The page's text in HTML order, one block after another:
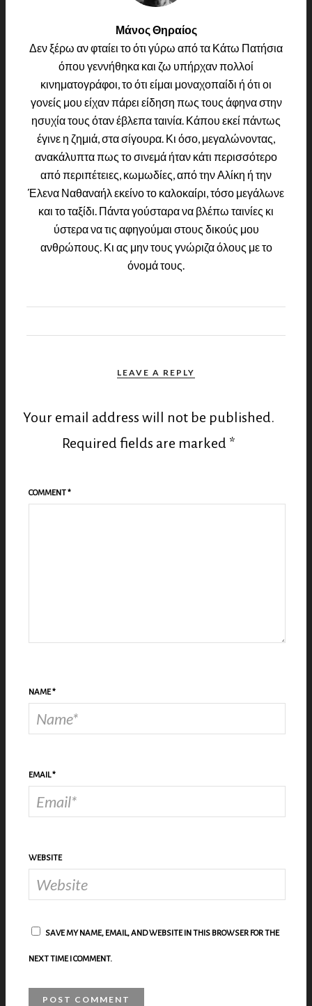
Μάνος Θηραίος
Δεν ξέρω αν φταίει το ότι γύρω από τα Κάτω Πατήσια
όπου γεννήθηκα και ζω υπήρχαν πολλοί
κινηματογράφοι, το ότι είμαι μοναχοπαίδι ή ότι οι
γονείς μου είχαν πάρει είδηση πως τους άφηνα στην
ησυχία τους όταν έβλεπα ταινία. Κάπου εκεί πάντως
έγινε η ζημιά, στα σίγουρα. Κι όσο, μεγαλώνοντας,
ανακάλυπτα πως το σινεμά ήταν κάτι περισσότερο
από περιπέτειες, κωμωδίες, από την Αλίκη ή την
Έλενα Ναθαναήλ εκείνο το καλοκαίρι, τόσο μεγάλωνε
και το ταξίδι. Πάντα γούσταρα να βλέπω ταινίες κι
ύστερα να τις αφηγούμαι στους δικούς μου
ανθρώπους. Κι ας μην τους γνώριζα όλους με το
όνομά τους.
LEAVE A REPLY
Your email address will not be published.
Required fields are marked *
COMMENT*
NAME*
EMAIL*
WEBSITE
SAVE MY NAME, EMAIL, AND WEBSITE IN THIS BROWSER FOR THE
NEXT TIME I COMMENT.